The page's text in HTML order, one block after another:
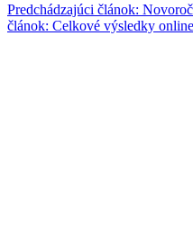
Predchádzajúci článok:
článok: Celkové výsledky